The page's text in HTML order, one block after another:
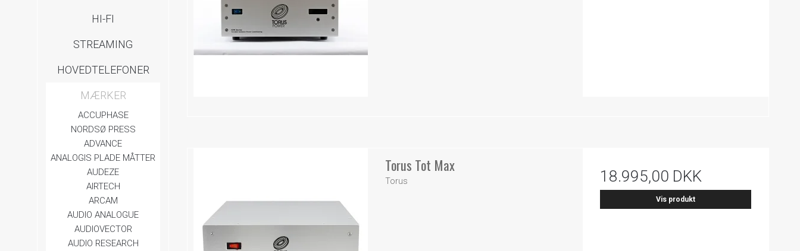
HI-FI
STREAMING
HOVEDTELEFONER
MÆRKER
ACCUPHASE
NORDSØ PRESS
ADVANCE
ANALOGIS PLADE MÅTTER
AUDEZE
AIRTECH
ARCAM
AUDIO ANALOGUE
AUDIOVECTOR
AUDIO RESEARCH
Torus Tot Max
Torus 18.995,00 DKK
Vis produkt